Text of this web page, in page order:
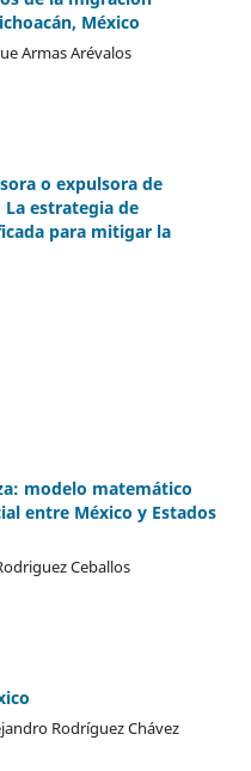
México
Armas Arévalos
o expulsora de
La estrategia de
para mitigar la
modelo matemático
entre México y Estados
Ceballos
Rodríguez Chávez